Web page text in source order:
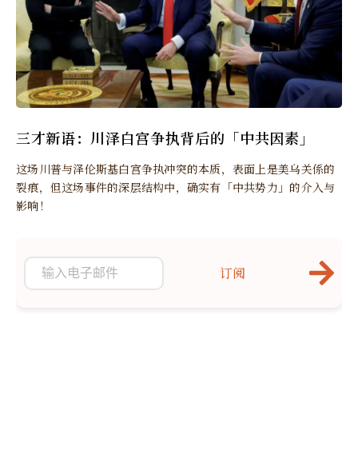
三才新语：川泽白宫争执背后的「中共因素」
这场川普与泽伦斯基白宫争执冲突的本质，表面上是美乌关係的
裂痕，但这场事件的深层结构中，确实有「中共势力」的介入与
影响！
订阅